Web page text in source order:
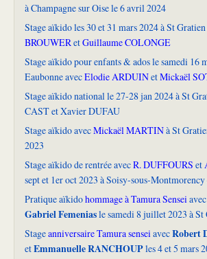
à Champagne sur Oise le 6 avril 2024
Stage aïkido les 30 et 31 mars 2024 à St
BROUWERetGuillaume COLONGE
Stage aïkido pour enfants & ados le samedi 16
Eaubonne avecElodie ARDUINetMickaël
Stage aïkido national le 27-28 jan 2024 à St
CAST et Xavier DUFAU
Stage aïkido avecMickaël MARTINà St
2023
Stage aïkido de rentrée avecR. DUFFOURS et
sept et 1er oct 2023 à Soisy-sous-
Pratique aïkidohommage à Tamura Senseiavec
Gabriel Femeniasle samedi 8 juillet 2023 à St
Stageanniversaire Tamura senseiavecRobert
etEmmanuelle RANCHOUPles 4 et 5 mars